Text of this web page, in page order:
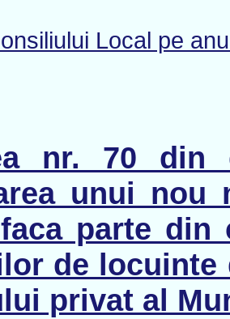
Local pe
nr. 70 din
unui nou
parte din
de locuinte
privat al